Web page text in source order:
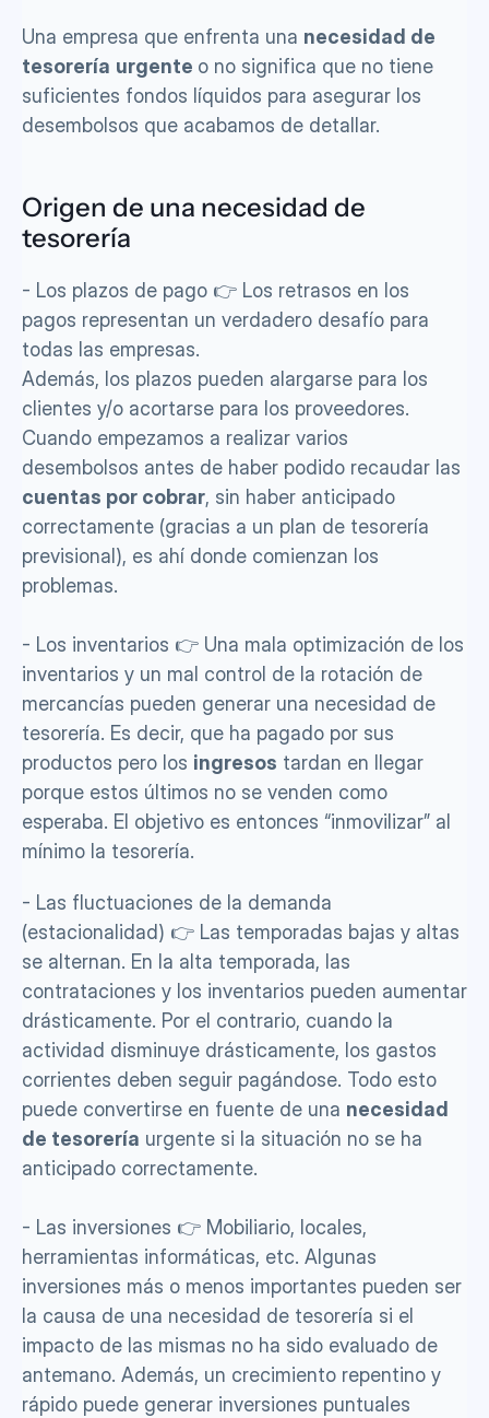
Una empresa que enfrenta una necesidad de
tesorería urgente o no significa que no tiene
suficientes fondos líquidos para asegurar los
desembolsos que acabamos de detallar.
Origen de una necesidad de
tesorería
- Los plazos de pago 👉 Los retrasos en los
pagos representan un verdadero desafío para
todas las empresas.
Además, los plazos pueden alargarse para los
clientes y/o acortarse para los proveedores.
Cuando empezamos a realizar varios
cuentas por cobrar, sin haber anticipado
correctamente (gracias a un plan de tesorería
previsional), es ahí donde comienzan los
problemas.
- Los inventarios 👉 Una mala optimización de los
inventarios y un mal control de la rotación de
mercancías pueden generar una necesidad de
tesorería. Es decir, que ha pagado por sus
productos pero los ingresos tardan en llegar
porque estos últimos no se venden como
esperaba. El objetivo es entonces “inmovilizar” al
mínimo la tesorería.
- Las fluctuaciones de la demanda
(estacionalidad) 👉 Las temporadas bajas y altas
se alternan. En la alta temporada, las
contrataciones y los inventarios pueden aumentar
drásticamente. Por el contrario, cuando la
actividad disminuye drásticamente, los gastos
corrientes deben seguir pagándose. Todo esto
puede convertirse en fuente de una necesidad
de tesorería urgente si la situación no se ha
anticipado correctamente.
- Las inversiones 👉 Mobiliario, locales,
herramientas informáticas, etc. Algunas
inversiones más o menos importantes pueden ser
la causa de una necesidad de tesorería si el
impacto de las mismas no ha sido evaluado de
antemano. Además, un crecimiento repentino y
rápido puede generar inversiones puntuales